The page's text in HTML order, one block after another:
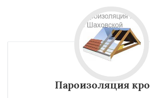
Пароизоляция